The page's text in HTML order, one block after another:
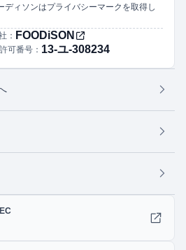
ディソンはプライバシーマークを取得し
： FOODiSON
可番号： 13-ユ-308234